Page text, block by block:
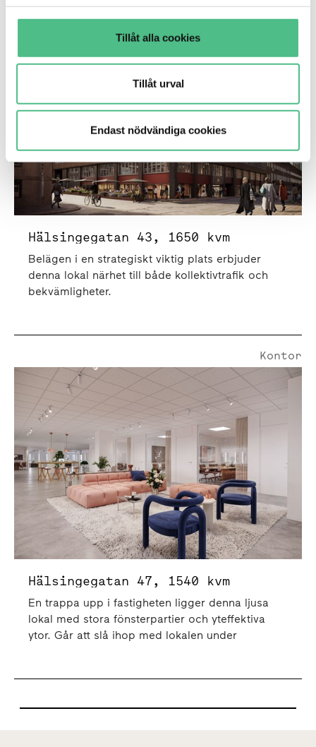
Tillåt alla cookies
Tillåt urval
Endast nödvändiga cookies
Hälsingegatan 43 | 1650 Kvm
Kontor
Hälsingegatan 43, 1650 kvm
Belägen i en strategiskt viktig plats erbjuder
denna lokal närhet till både kollektivtrafik och
bekvämligheter.
Hälsingegatan 47 | 1540 Kvm
Kontor
Hälsingegatan 47, 1540 kvm
En trappa upp i fastigheten ligger denna ljusa
lokal med stora fönsterpartier och yteffektiva
ytor. Går att slå ihop med lokalen under